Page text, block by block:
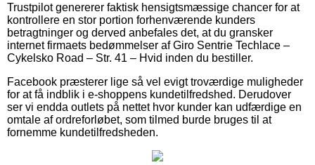
Trustpilot genererer faktisk hensigtsmæssige chancer for at
kontrollere en stor portion forhenværende kunders
betragtninger og derved anbefales det, at du gransker
internet firmaets bedømmelser af Giro Sentrie Techlace –
Cykelsko Road – Str. 41 – Hvid inden du bestiller.
Facebook præsterer lige så vel evigt troværdige muligheder
for at få indblik i e-shoppens kundetilfredshed. Derudover
ser vi endda outlets på nettet hvor kunder kan udfærdige en
omtale af ordreforløbet, som tilmed burde bruges til at
fornemme kundetilfredsheden.